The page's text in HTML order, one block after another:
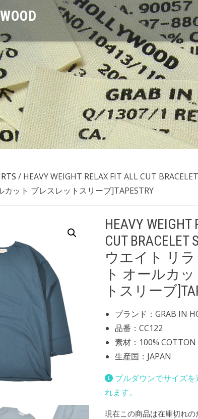
/ HEAVY WEIGHT RELAX FIT ALL CUT
カット ブレスレットスリーブ]TAPESTRY
HEAVY WEIGHT
CUT
ウエイト リ
ト オールカ
トスリーブ
ブランド：GRAB IN
品番：CC122
素材：100% COTTON
生産国：JAPAN
プルダウンでサイズを
れます。
現在この商品は在庫切れ